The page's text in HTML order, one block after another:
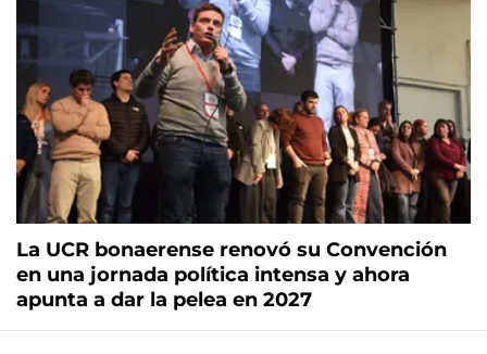
La UCR bonaerense renovó su Convención
en una jornada política intensa y ahora
apunta a dar la pelea en 2027